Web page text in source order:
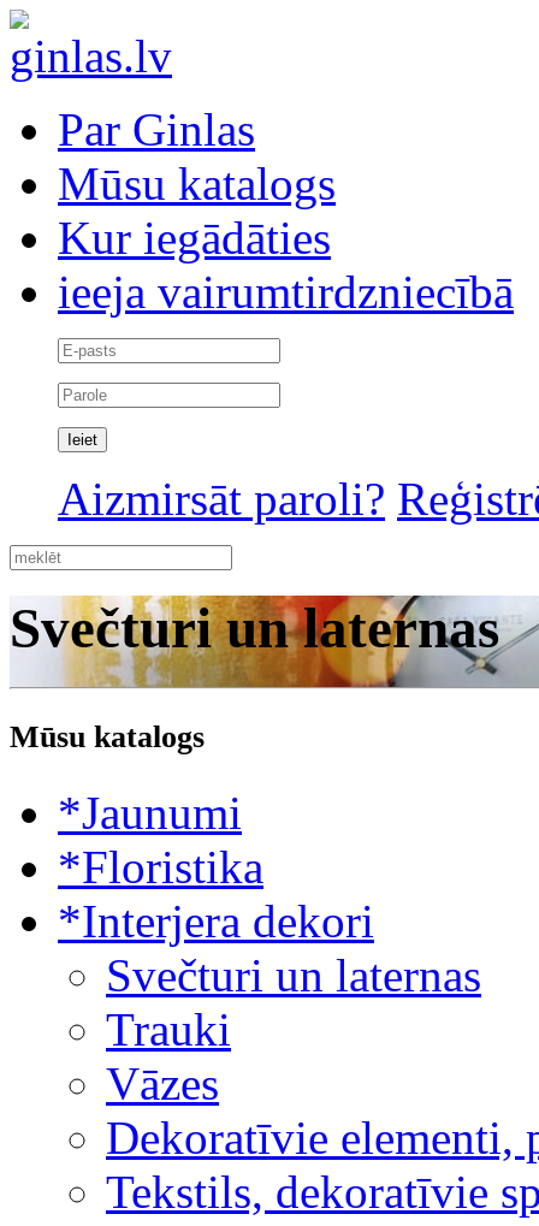
Par Ginlas
Mūsu katalogs
Kur iegādāties
ieeja vairumtirdzniecībā
Aizmirsāt paroli?
Svečturi un laternas
Mūsu katalogs
*Jaunumi
*Floristika
*Interjera dekori
Svečturi un laternas
Trauki
Vāzes
Dekoratīvie elementi,
Tekstils, dekoratīvie